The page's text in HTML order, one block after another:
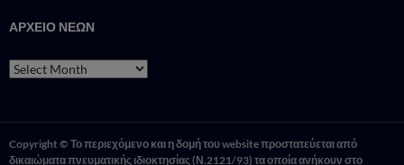
ΑΡΧΕΙΟ ΝΕΩΝ
ΑΡΧΕΙΟ
ΝΕΩΝ
Copyright © Το περιεχόμενο και η δομή του website προστατεύεται από
δικαιώματα πνευματικής ιδιοκτησίας (Ν.2121/93) τα οποία ανήκουν στο